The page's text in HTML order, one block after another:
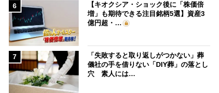
6
【キオクシア・ショック後に「株価倍
増」も期待できる注目銘柄5選】資産3
億円超・…
7
「失敗すると取り返しがつかない」葬
儀社の手を借りない「DIY葬」の落とし
穴 素人には…